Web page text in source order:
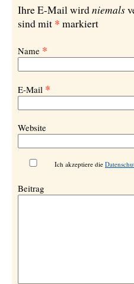
Ihre E-Mail wirdniemals
sind mit * markiert
Name *
E-Mail *
Website
Ich akzeptiere die
Beitrag